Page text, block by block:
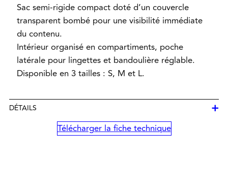
Sac semi-rigide compact doté d’un couvercle
transparent bombé pour une visibilité immédiate
du contenu.
Intérieur organisé en compartiments, poche
latérale pour lingettes et bandoulière réglable.
Disponible en 3 tailles : S, M et L.
DÉTAILS +
Télécharger la fiche technique